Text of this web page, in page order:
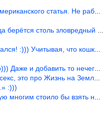
статья. Не работает эта ф
столь зловредный феминизм?
:))) Учитывая, что кошки 10-1
Даже и добавить то нечего…
это про Жизнь на Земле. Супруж
:)))
стоило бы взять на вооружение